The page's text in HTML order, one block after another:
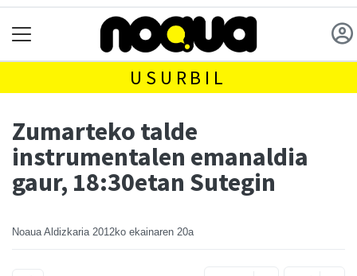
USURBIL
Zumarteko talde
instrumentalen emanaldia
gaur, 18:30etan Sutegin
Noaua Aldizkaria 2012ko ekainaren 20a